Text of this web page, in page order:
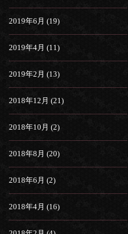
2019年6月 (19)
2019年4月 (11)
2019年2月 (13)
2018年12月 (21)
2018年10月 (2)
2018年8月 (20)
2018年6月 (2)
2018年4月 (16)